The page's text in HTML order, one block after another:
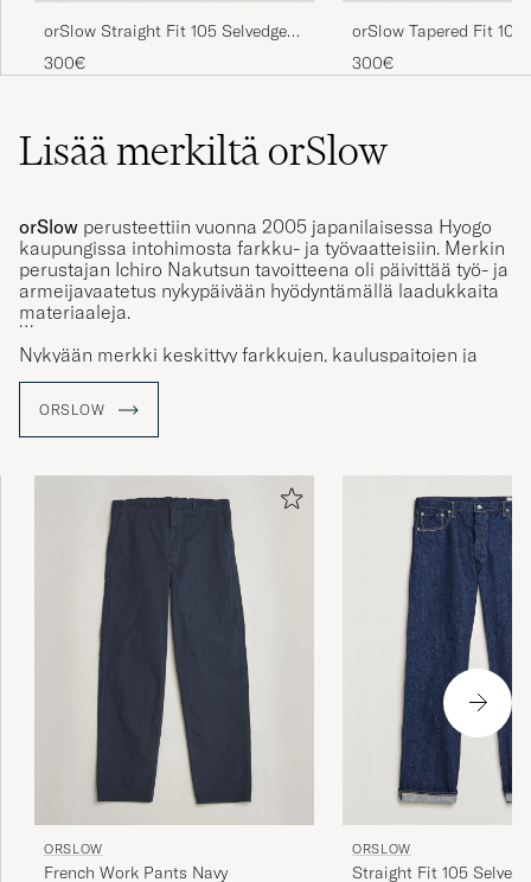
orSlow Straight Fit 105 Selvedge
Jeans One Wash
300€
orSlow Tapered Fit 107
Jeans One Wash
300€
Lisää merkiltä orSlow
orSlow perusteettiin vuonna 2005 japanilaisessa Hyogo
kaupungissa intohimosta farkku- ja työvaatteisiin. Merkin
perustajan Ichiro Nakutsun tavoitteena oli päivittää työ- ja
armeijavaatetus nykypäivään hyödyntämällä laadukkaita
materiaaleja.
Nykyään merkki keskittyy farkkujen, kauluspaitojen ja
takkien valmistukseen. Farkkukangas on
valmistuksessa.
ORSLOW
ORSLOW
French Work Pants Navy
ORSLOW
Straight Fit 105